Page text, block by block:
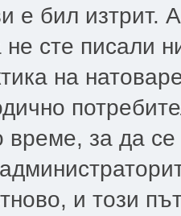
е бил изтрит.
не сте писали
на
време, за да
и този